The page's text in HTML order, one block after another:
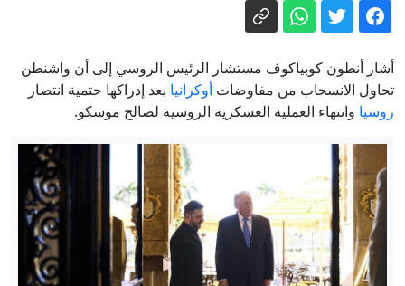
بسبب احتياجات الدفاع
انفجارات تهز كييف وتقارير عن حرائق في
منطقتين
روسيا تصف حادثة الطائرة المسيرة بألمانيا
بأنها استفزاز ملفق
100 يوم من العزلة.. طاقم ينهي دراسة
استعدادا لمهمات فضائية
سوسة: رشّ المبيدات بواسطة الطائرة في
أشار أنطون كوبياكوف مستشار الرئيس الروسي إلى أن واشنطن
تحاول الانسحاب من مفاوضات أوكرانيا بعد إدراكها حتمية انتصار
روسيا وانتهاء العملية العسكرية الروسية لصالح موسكو.